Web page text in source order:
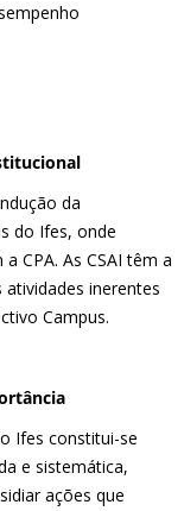
da
do Ifes, onde
CPA. As CSAI têm a
inerentes
Campus.
Ifes constitui-se
e sistemática,
ações que